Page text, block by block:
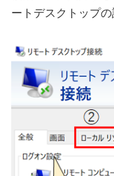
ートデスクトップ